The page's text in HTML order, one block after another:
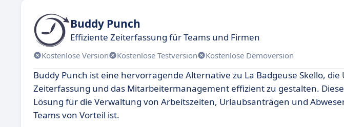
Buddy Punch
Effiziente Zeiterfassung für Teams und Firmen
Kostenlose Version Kostenlose Testversion Kostenlose Demoversion
Buddy Punch ist eine hervorragende Alternative zu La Badgeuse Skello,
Zeiterfassung und das Mitarbeitermanagement effizient zu gestalten.
Lösung für die Verwaltung von Arbeitszeiten, Urlaubsanträgen und
Teams von Vorteil ist.